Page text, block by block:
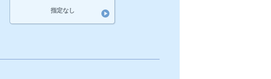
指定なし